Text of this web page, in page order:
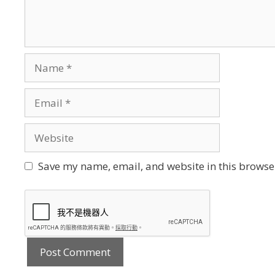
Save my name, email, and website in this